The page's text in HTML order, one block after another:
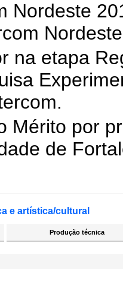
Nordeste
na etapa
Mérito por
de
e artística/cultural
Produção técnica